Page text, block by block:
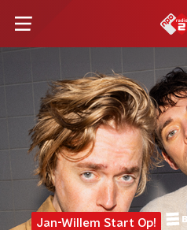
Jan-Willem Start Op!